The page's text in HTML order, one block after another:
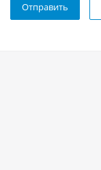
Отправить